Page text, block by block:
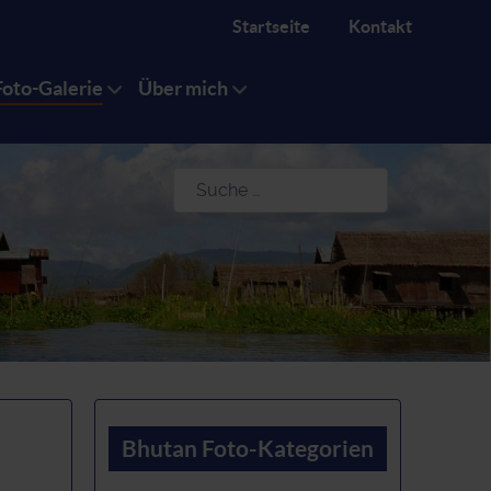
Startseite Kontakt
Galerie Über mich
Suchen
Bhutan Foto-Kategorien